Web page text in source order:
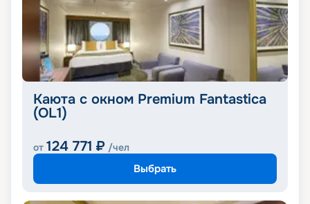
Каюта с окном Premium Fantastica
(OL1)
от 124 771 ₽ /чел
Выбрать